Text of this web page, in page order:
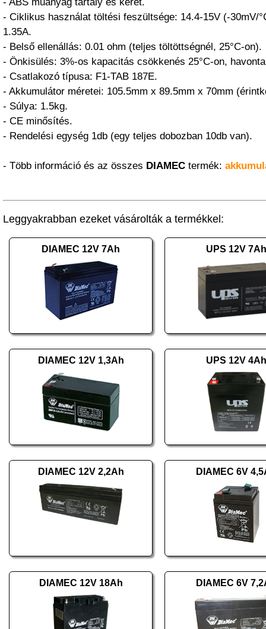
- Ciklikus használat töltési feszültsége: 14.4-15V (-30mV/
1.35A.
- Belső ellenállás: 0.01 ohm (teljes töltöttségnél, 25°C-on).
- Önkisülés: 3%-os kapacitás csökkenés 25°C-on,
- Csatlakozó típusa: F1-TAB 187E.
- Akkumulátor méretei: 105.5mm x 89.5mm x 70mm
- Súlya: 1.5kg.
- CE minősítés.
- Rendelési egység 1db (egy teljes dobozban 10db van).
- Több információ és az összes DIAMEC termék:
Leggyakrabban ezeket vásárolták a termékkel:
DIAMEC 12V 7Ah UPS 12V 7Ah
DIAMEC 12V 1,3Ah UPS 12V 4Ah
DIAMEC 12V 2,2Ah DIAMEC 6V
DIAMEC 12V 18Ah DIAMEC 6V